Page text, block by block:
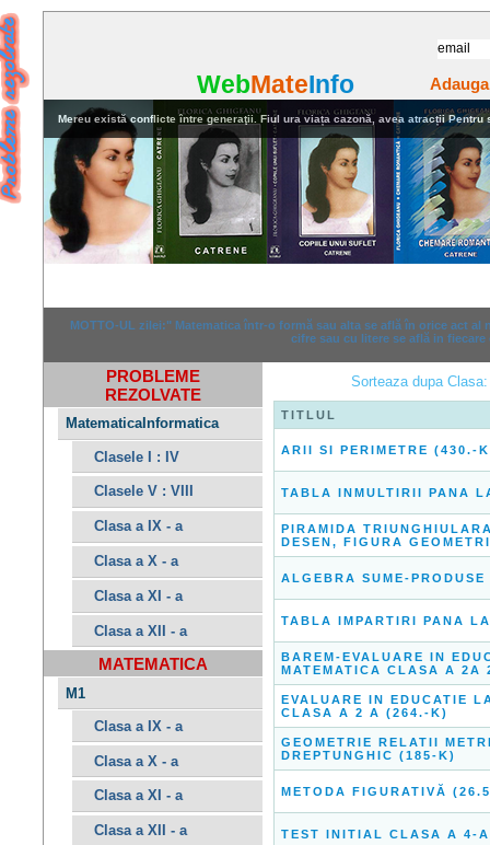
WebMateInfo
Mereu există conflicte între generaţii. Fiul ura viața cazonă, avea atracții
MOTTO-UL zilei:" Matematica într-o formă sau alta se află în orice act
cifre sau cu litere se află in fiecare
PROBLEME
REZOLVATE
MatematicaInformatica
Clasele I : IV
Clasele V : VIII
Clasa a IX - a
Clasa a X - a
Clasa a XI - a
Clasa a XII - a
MATEMATICA
M1
Clasa a IX - a
Clasa a X - a
Clasa a XI - a
Clasa a XII - a
Sorteaza dupa
TITLUL
ARII SI PERIMETRE (430.-
TABLA INMULTIRII PANA
PIRAMIDA
DESEN, FIGURA
ALGEBRA SUME-
TABLA IMPARTIRI PANA
BAREM-EVALUARE IN
MATEMATICA CLASA A 2A
EVALUARE IN EDUCATIE
CLASA A 2 A (264.-K)
GEOMETRIE RELATII
DREPTUNGHIC (185-K)
METODA FIGURATIVĂ
TEST INITIAL CLASA A 4-